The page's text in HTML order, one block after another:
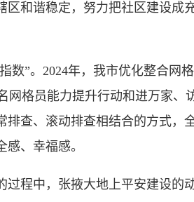
和谐稳定，努力把社区建设成
”。2024年，我市优化整合网
网格员能力提升行动和进万家
查、滚动排查相结合的方式，
、幸福感。
程中，张掖大地上平安建设的